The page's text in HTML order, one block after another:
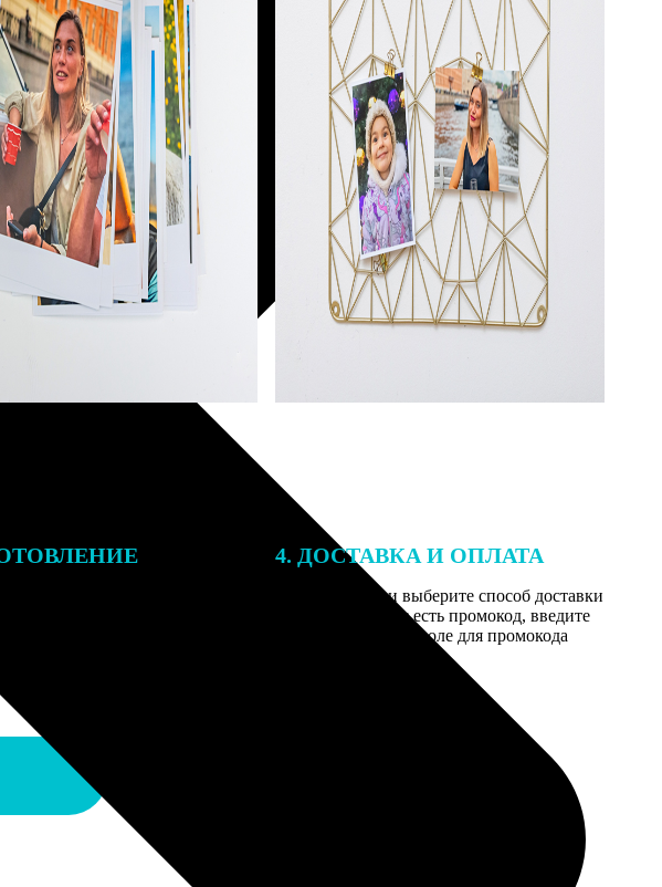
заказа. Когда отправим заказ
письмо с трек-номером для
4. ДОСТАВКА И ОПЛАТА
Введите адрес и выберите способ доставки
заказа. Если у вас есть промокод, введите
его в специальное поле для промокода